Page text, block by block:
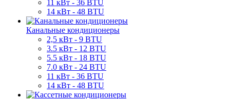
11 кВт - 36 BTU
14 кВт - 48 BTU
Канальные кондиционеры
2,5 кВт - 9 BTU
3.5 кВт - 12 BTU
5.5 кВт - 18 BTU
7.0 кВт - 24 BTU
11 кВт - 36 BTU
14 кВт - 48 BTU